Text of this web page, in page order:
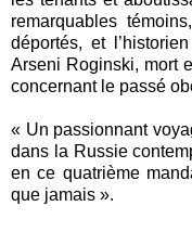
remarquables
déportés, et
Arseni Roginski, mort
concernant le passé
« Un passionnant
dans la Russie
en ce quatrième
que jamais ».